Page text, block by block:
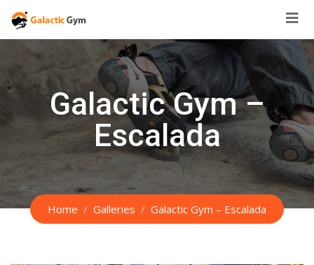
Skip
Galactic Gym –
Escalada
Home Galleries Galactic Gym – Escalada